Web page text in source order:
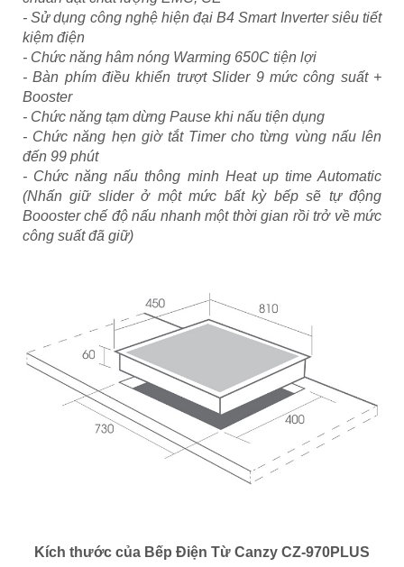
- Sử dụng công nghệ hiện đại B4 Smart Inverter siêu tiết
kiệm điện
- Chức năng hâm nóng Warming 650C tiện lợi
- Bàn phím điều khiển trượt Slider 9 mức công suất +
Booster
- Chức năng tạm dừng Pause khi nấu tiện dụng
- Chức năng hẹn giờ tắt Timer cho từng vùng nấu lên
đến 99 phút
- Chức năng nấu thông minh Heat up time Automatic
(Nhấn giữ slider ở một mức bất kỳ bếp sẽ tự động
Boooster chế độ nấu nhanh một thời gian rồi trở về mức
công suất đã giữ)
Kích thước của Bếp Điện Từ Canzy CZ-970PLUS